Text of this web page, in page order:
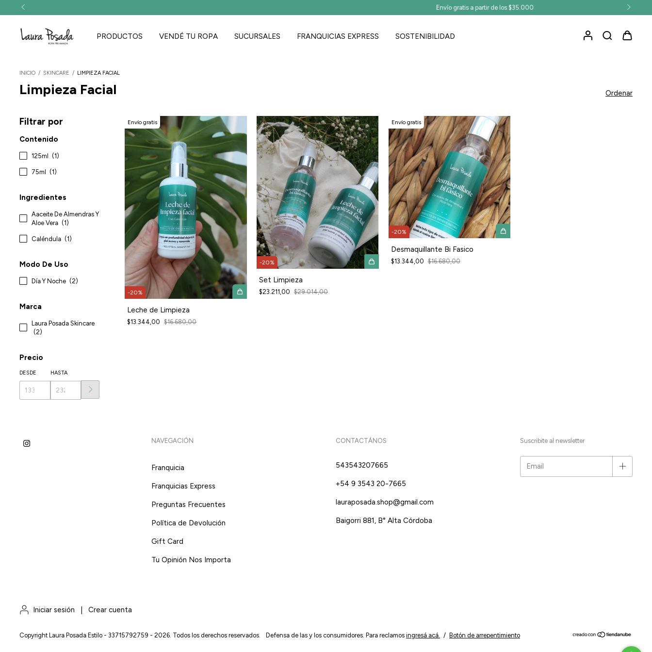
PRODUCTOS VENDÉ TU ROPA SUCURSALES FRANQUICIAS EXPRESS SOSTENIBILIDAD
INICIO / SKINCARE / LIMPIEZA FACIAL
Limpieza Facial Ordenar
Filtrar por
Contenido
125ml (1)
75ml (1)
Ingredientes
Aaceite De Almendras Y
Aloe Vera (1)
Caléndula (1)
Modo De Uso
Día Y Noche (2)
Marca
Laura Posada Skincare
(2)
Precio
DESDE HASTA
-20%
Envío gratis
Leche de Limpieza
$13.344,00 $16.680,00
-20%
Set Limpieza
$23.211,00 $29.014,00
-20%
Envío gratis
Desmaquillante Bi Fasico
$13.344,00 $16.680,00
NAVEGACIÓN
Franquicia
Franquicias Express
Preguntas Frecuentes
Política de Devolución
Gift Card
Tu Opinión Nos Importa
CONTACTÁNOS
543543207665
+54 9 3543 20-7665
lauraposada.shop@gmail.com
Baigorri 881, B° Alta Córdoba
Suscribite al newsletter
Iniciar sesión Crear cuenta
Copyright Laura Posada Estilo - 33715792759 - 2026. Todos los derechos reservados. Defensa de las y los consumidores. Para reclamos ingresá acá. / Botón de arrepentimiento